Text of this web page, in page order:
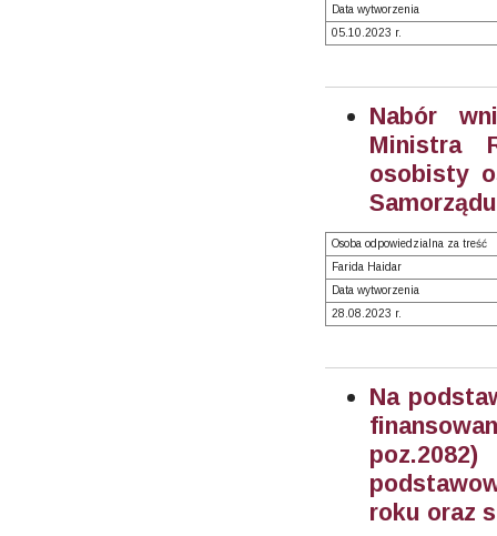
Data wytworzenia
05.10.2023 r.
Nabór
Ministra
osobisty
Osoba odpowiedzialna za treść
Farida Haidar
Data wytworzenia
28.08.2023 r.
Na
roku oraz